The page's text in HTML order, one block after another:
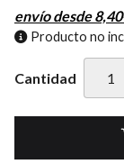
envío desde8,40
Producto no
Cantidad